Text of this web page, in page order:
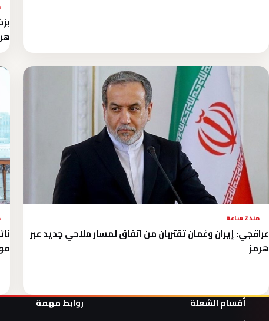
منذ 2 ساعة
عراقجي: إيران وعُمان تقتربان من اتفاق لمسار ملاحي جديد عبر
هرمز
أقسام الشعلة روابط مهمة